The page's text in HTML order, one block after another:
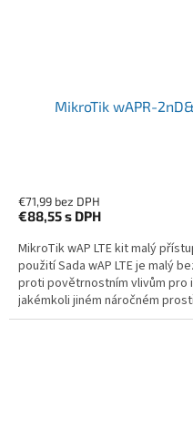
MikroTik wAPR-
€71,99 bez DPH
€88,55s DPH
MikroTik wAP LTE kit malý
použití Sada wAP LTE je malý
proti povětrnostním vlivům pro
jakémkoli jiném náročném